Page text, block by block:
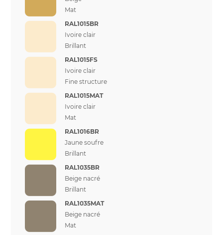
Mat
RAL1015BR
Ivoire clair
Brillant
RAL1015FS
Ivoire clair
Fine structure
RAL1015MAT
Ivoire clair
Mat
RAL1016BR
Jaune soufre
Brillant
RAL1035BR
Beige nacré
Brillant
RAL1035MAT
Beige nacré
Mat